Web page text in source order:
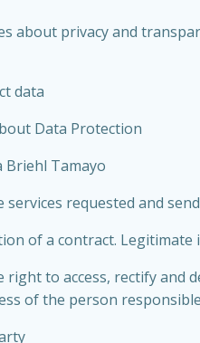
about privacy and
data
Data Protection
Briehl Tamayo
services requested and
of a contract.
right to access, rectify
of the person